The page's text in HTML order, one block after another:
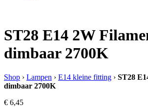
ST28 E14 2W
dimbaar 2700K
Shop › Lampen › E14 kleine fitting › ST28
dimbaar 2700K
€ 6,45